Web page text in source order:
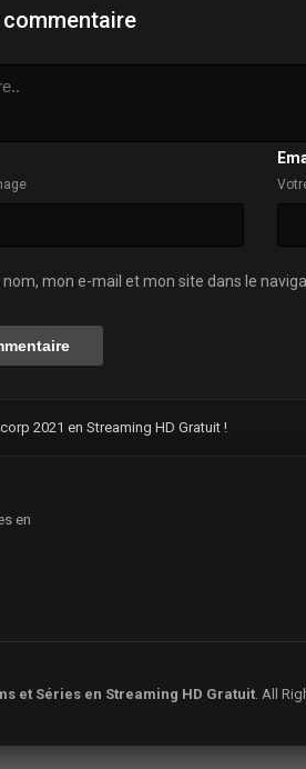
mon e-mail et mon site dans le
2021 en Streaming HD Gratuit !
et Séries en Streaming HD Gratuit. All